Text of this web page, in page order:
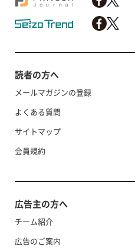
読者の方へ
メールマガジンの登録
よくある質問
サイトマップ
会員規約
広告主の方へ
チーム紹介
広告のご案内